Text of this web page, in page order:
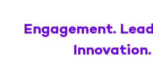
Engagement.
Innovation.